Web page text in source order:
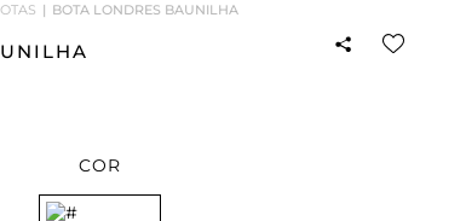
BOTA LONDRES BAUNILHA
COR